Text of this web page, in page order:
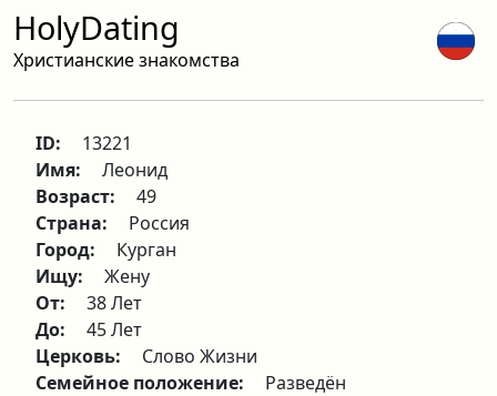
HolyDating
Христианские знакомства
ID:
13221
Имя:
Леонид
Возраст:
49
Страна:
Россия
Город:
Курган
Ищу:
Жену
От:
38 Лет
До:
45 Лет
Церковь:
Слово Жизни
Семейное положение:
Разведён